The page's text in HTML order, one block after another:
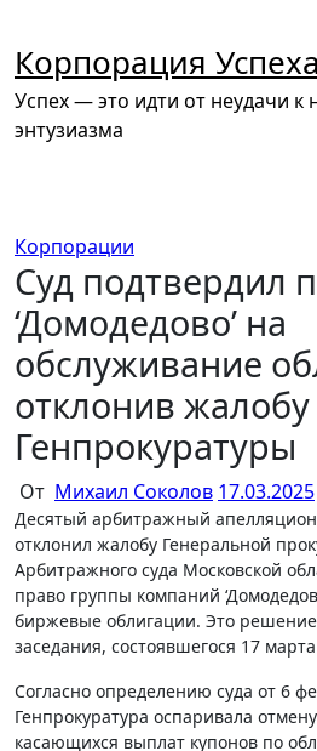
содержимому
Корпорация Успеха
Успех — это идти от неудачи к
энтузиазма
Корпорации
Суд подтвердил
‘Домодедово’ на
обслуживание
отклонив жалобу
Генпрокуратуры
От Михаил Соколов 17.03.2025
Десятый арбитражный апелляционный суд России
отклонил жалобу Генеральной
Арбитражного суда Московской
право группы компаний
биржевые облигации. Это
заседания, состоявшегося 17
Согласно определению суда от 6
Генпрокуратура оспаривала
касающихся выплат купонов по